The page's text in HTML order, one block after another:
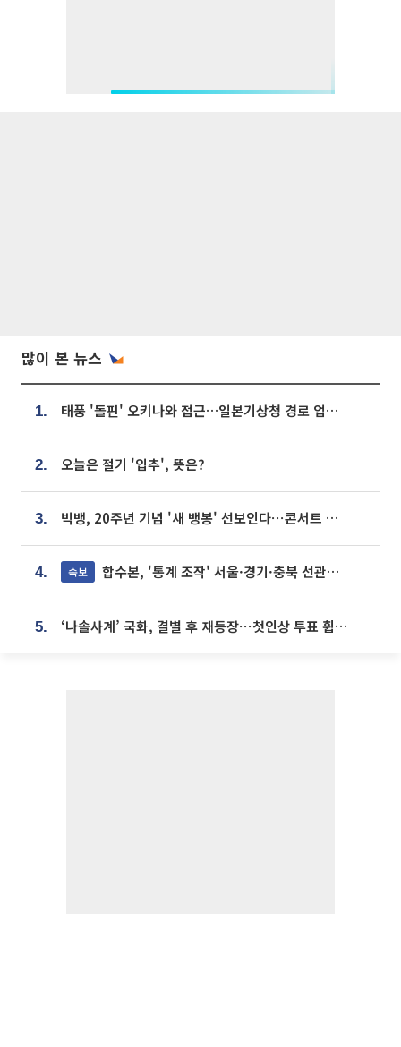
많이 본 뉴스
1. 태풍 '돌핀' 오키나와 접근…일본기상청 경로 업데이트
2. 오늘은 절기 '입추', 뜻은?
3. 빅뱅, 20주년 기념 '새 뱅봉' 선보인다⋯콘서트 앞두고 팝업 개최
4. 속보 합수본, '통계 조작' 서울·경기·충북 선관위 등 추가 압수수색
5. ‘나솔사계’ 국화, 결별 후 재등장⋯첫인상 투표 휩쓸고 ‘인기녀’ 등극